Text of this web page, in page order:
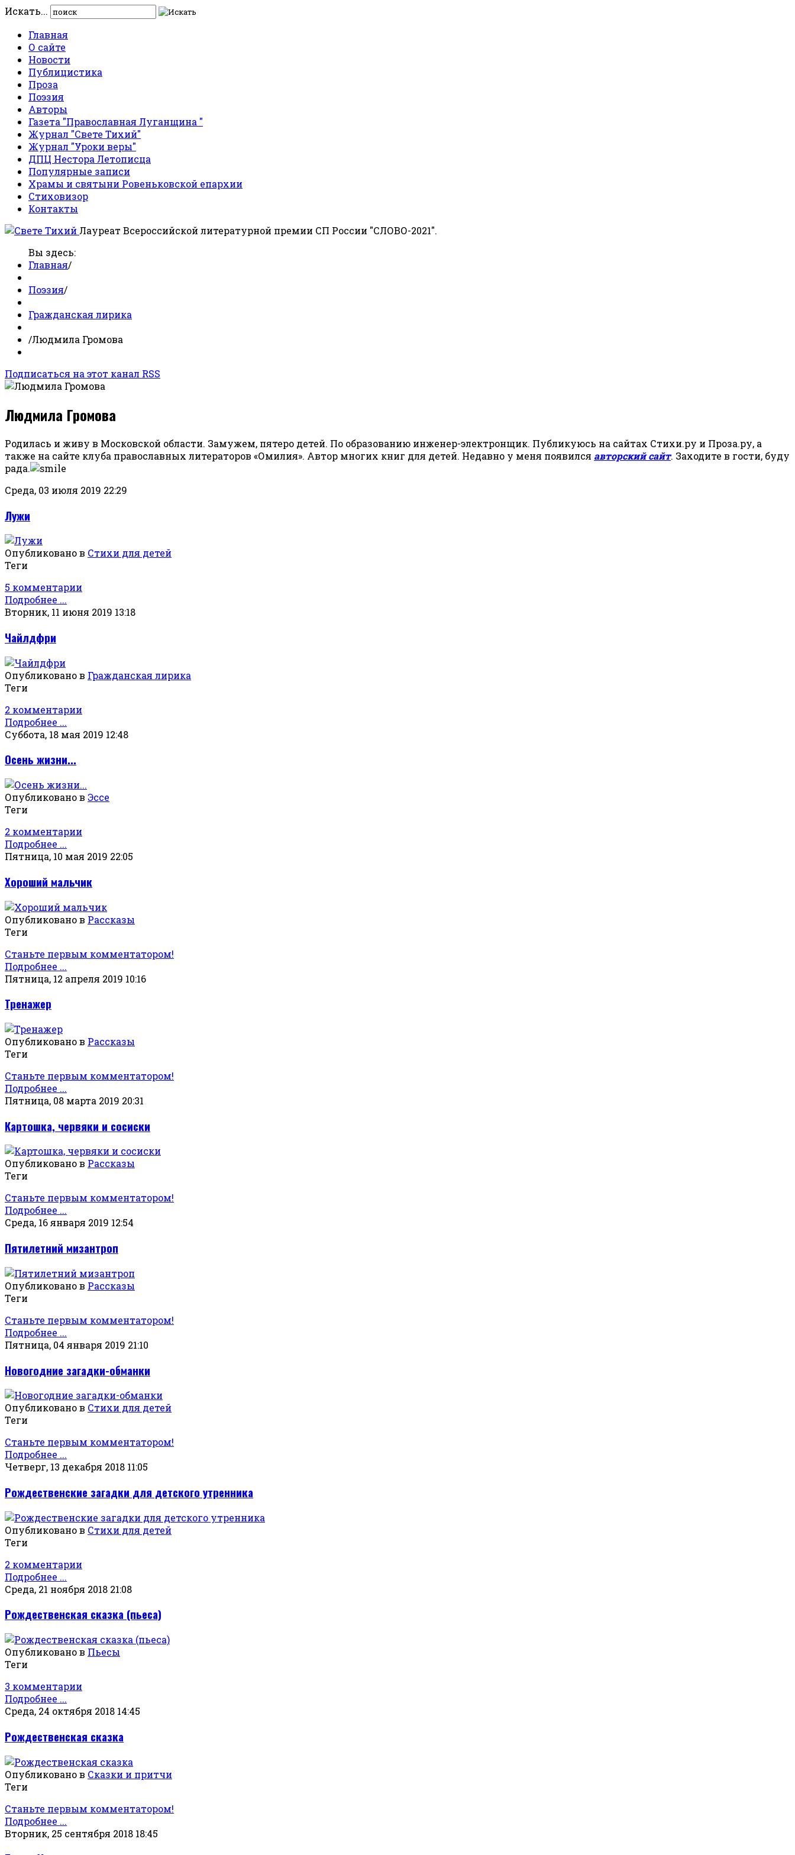
Искать...
Главная
О сайте
Новости
Публицистика
Проза
Поэзия
Авторы
Газета "Православная Луганщина "
Журнал "Свете Тихий"
Журнал "Уроки веры"
ДПЦ Нестора Летописца
Популярные записи
Храмы и святыни Ровеньковской епархии
Стиховизор
Контакты
Лауреат Всероссийской литературной премии СП России "СЛОВО-2021".
Вы здесь:
Главная/
Поэзия/
Гражданская лирика
/Людмила Громова
Подписаться на этот канал RSS
Людмила Громова
Родилась и живу в Московской области. Замужем, пятеро детей. По образованию инженер-электронщик. Публикуюсь на сайтах Стихи.ру и Проза.ру, а
также на сайте клуба православных литераторов «Омилия». Автор многих книг для детей. Недавно у меня появился авторский сайт. Заходите в гости, буду
рада.
Среда, 03 июля 2019 22:29
Лужи
Опубликовано в Стихи для детей
Теги
5 комментарии
Подробнее ...
Вторник, 11 июня 2019 13:18
Чайлдфри
Опубликовано в Гражданская лирика
Теги
2 комментарии
Подробнее ...
Суббота, 18 мая 2019 12:48
Осень жизни...
Опубликовано в Эссе
Теги
2 комментарии
Подробнее ...
Пятница, 10 мая 2019 22:05
Хороший мальчик
Опубликовано в Рассказы
Теги
Станьте первым комментатором!
Подробнее ...
Пятница, 12 апреля 2019 10:16
Тренажер
Опубликовано в Рассказы
Теги
Станьте первым комментатором!
Подробнее ...
Пятница, 08 марта 2019 20:31
Картошка, червяки и сосиски
Опубликовано в Рассказы
Теги
Станьте первым комментатором!
Подробнее ...
Среда, 16 января 2019 12:54
Пятилетний мизантроп
Опубликовано в Рассказы
Теги
Станьте первым комментатором!
Подробнее ...
Пятница, 04 января 2019 21:10
Новогодние загадки-обманки
Опубликовано в Стихи для детей
Теги
Станьте первым комментатором!
Подробнее ...
Четверг, 13 декабря 2018 11:05
Рождественские загадки для детского утренника
Опубликовано в Стихи для детей
Теги
2 комментарии
Подробнее ...
Среда, 21 ноября 2018 21:08
Рождественская сказка (пьеса)
Опубликовано в Пьесы
Теги
3 комментарии
Подробнее ...
Среда, 24 октября 2018 14:45
Рождественская сказка
Опубликовано в Сказки и притчи
Теги
Станьте первым комментатором!
Подробнее ...
Вторник, 25 сентября 2018 18:45